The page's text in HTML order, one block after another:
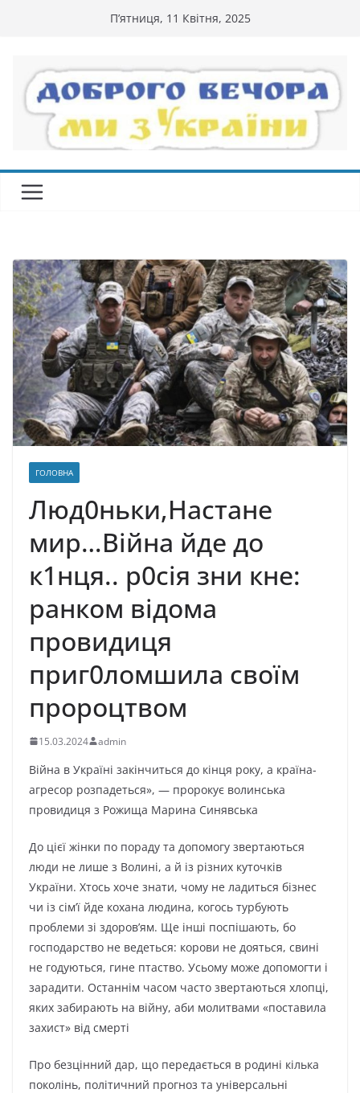
П’ятниця, 11 Квітня, 2025
ГОЛОВНА
Люд0ньки,Настане
мир…Війна йде до
к1нця.. р0сія зни кне:
ранком відома
провидиця
приг0ломшила своїм
пророцтвом
15.03.2024 admin
Війна в Україні закінчиться до кінця року, а країна-
агресор розпадеться», — пророкує волинська
провидиця з Рожища Марина Синявська
До цієї жінки по пораду та допомогу звертаються
люди не лише з Волині, а й із різних куточків
України. Хтось хоче знати, чому не ладиться бізнес
чи із сім’ї йде кохана людина, когось турбують
проблеми зі здоров’ям. Ще інші поспішають, бо
господарство не ведеться: корови не дояться, свині
не годуються, гине птаство. Усьому може допомогти і
зарадити. Останнім часом часто звертаються хлопці,
яких забирають на війну, аби молитвами «поставила
захист» від смерті
Про безцінний дар, що передається в родині кілька
поколінь, політичний прогноз та універсальні